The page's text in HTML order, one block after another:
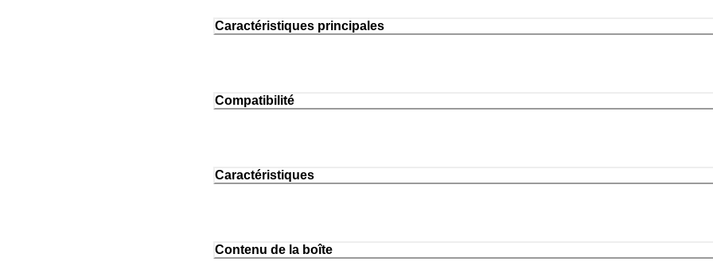
Caractéristiques principales
Compatibilité
Caractéristiques
Contenu de la boîte